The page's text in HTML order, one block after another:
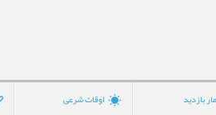
بازدید اوقات شرعی